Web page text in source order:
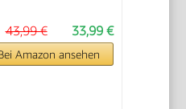
33,99 €
43,99 €
Amazon ansehen